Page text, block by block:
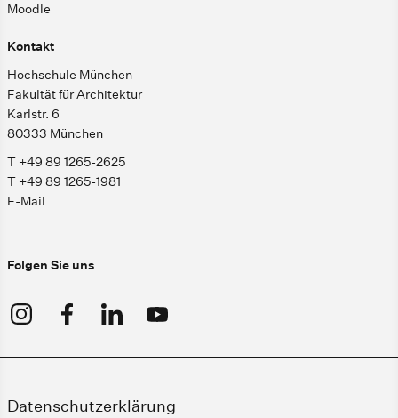
Moodle
Kontakt
Hochschule München
Fakultät für Architektur
Karlstr. 6
80333 München
T +49 89 1265-2625
T +49 89 1265-1981
E-Mail
Folgen Sie uns
Datenschutzerklärung